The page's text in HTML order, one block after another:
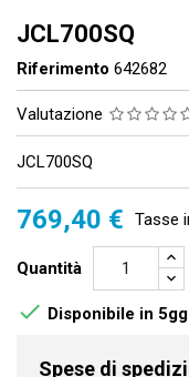
JCL700SQ
Riferimento 642682
Valutazione
JCL700SQ
769,40 € Tasse
Quantità
 Disponibile in
Spese di